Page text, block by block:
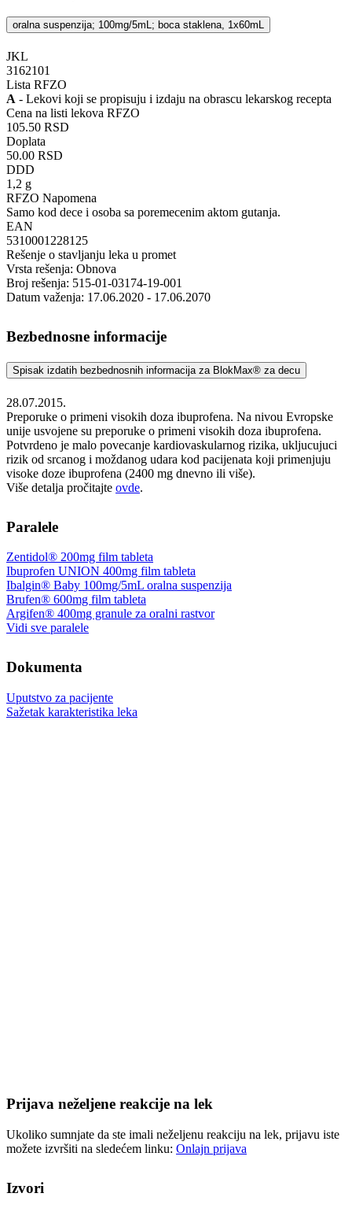
oralna suspenzija; 100mg/5mL; boca staklena, 1x60mL
JKL
‍3162101
Lista RFZO
A - Lekovi koji se propisuju i izdaju na obrascu lekarskog recepta
Cena na listi lekova RFZO
105.50 RSD
Doplata
50.00 RSD
DDD
1,2 g
RFZO Napomena
Samo kod dece i osoba sa poremecenim aktom gutanja.
EAN
5310001228125
Rešenje o stavljanju leka u promet
Vrsta rešenja: Obnova
Broj rešenja: 515-01-03174-19-001
Datum važenja: 17.06.2020 - 17.06.2070
Bezbednosne informacije
Spisak izdatih bezbednosnih informacija za BlokMax® za decu
28.07.2015.
Preporuke o primeni visokih doza ibuprofena. Na nivou Evropske
unije usvojene su preporuke o primeni visokih doza ibuprofena.
Potvrdeno je malo povecanje kardiovaskularnog rizika, ukljucujuci
rizik od srcanog i moždanog udara kod pacijenata koji primenjuju
visoke doze ibuprofena (2400 mg dnevno ili više).
Više detalja pročitajte ovde.
Paralele
Zentidol® 200mg film tableta
Ibuprofen UNION 400mg film tableta
Ibalgin® Baby 100mg/5mL oralna suspenzija
Brufen® 600mg film tableta
Argifen® 400mg granule za oralni rastvor
Vidi sve paralele
Dokumenta
Uputstvo za pacijente
Sažetak karakteristika leka
Prijava neželjene reakcije na lek
Ukoliko sumnjate da ste imali neželjenu reakciju na lek, prijavu iste
možete izvršiti na sledećem linku: Onlajn prijava
Izvori